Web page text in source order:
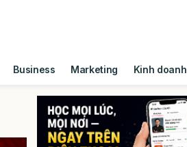
Business Marketing Kinh doanh